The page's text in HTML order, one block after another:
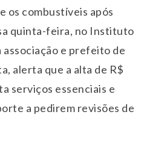
os combustíveis após
quinta-feira, no Instituto
e prefeito de
alerta que a alta de R$
serviços essenciais e
a pedirem revisões de